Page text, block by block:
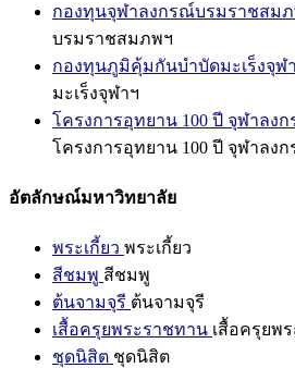
กองทุนจุฬาลงกรณ์บรมราชสม
บรมราชสมภพฯ
กองทุนภูมิคุ้มกันบำบัดมะเร็งจุฬ
มะเร็งจุฬาฯ
โครงการอุทยาน 100 ปี จุฬาลง
โครงการอุทยาน 100 ปี จุฬาลง
อัตลักษณ์มหาวิทยาลัย
พระเกี้ยว พระเกี้ยว
สีชมพู สีชมพู
ต้นจามจุรี ต้นจามจุรี
เสื้อครุยพระราชทาน เสื้อครุยพ
ชุดนิสิต ชุดนิสิต